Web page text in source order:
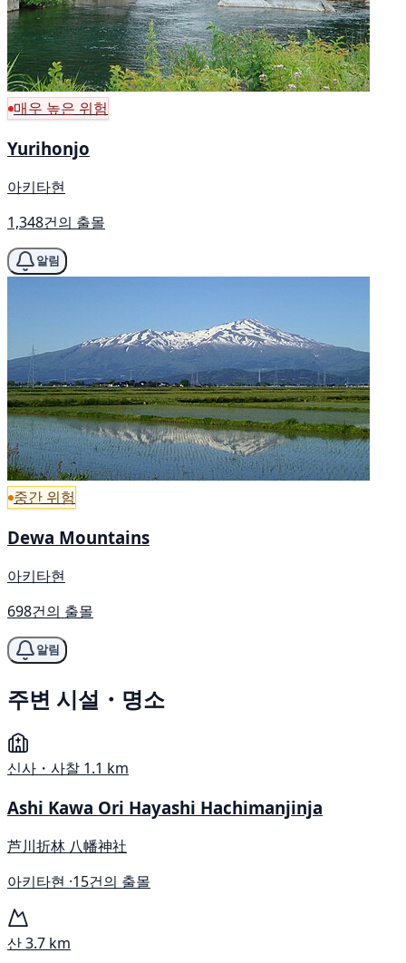
매우 높은 위험
Yurihonjo
아키타현
1,348건의 출몰
알림
중간 위험
Dewa Mountains
아키타현
698건의 출몰
알림
주변 시설・명소
신사・사찰 1.1 km
Ashi Kawa Ori Hayashi Hachimanjinja
芦川折林 八幡神社
아키타현 ·15건의 출몰
산3.7 km